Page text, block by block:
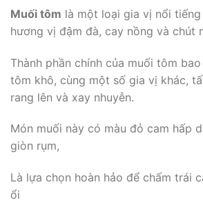
Muối tôm là một loại gia vị nổi
hương vị đậm đà, cay nồng và chút
Thành phần chính của muối tôm
tôm khô, cùng một số gia vị khác,
rang lên và xay nhuyễn.
Món muối này có màu đỏ cam hấp
giòn rụm,
Là lựa chọn hoàn hảo để chấm trái
ổi